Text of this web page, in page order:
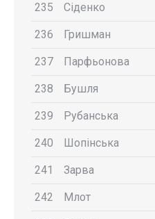
235 Сіденко
236 Гришман
237 Парфьонова
238 Бушля
239 Рубанська
240 Шопінська
241 Зарва
242 Млот